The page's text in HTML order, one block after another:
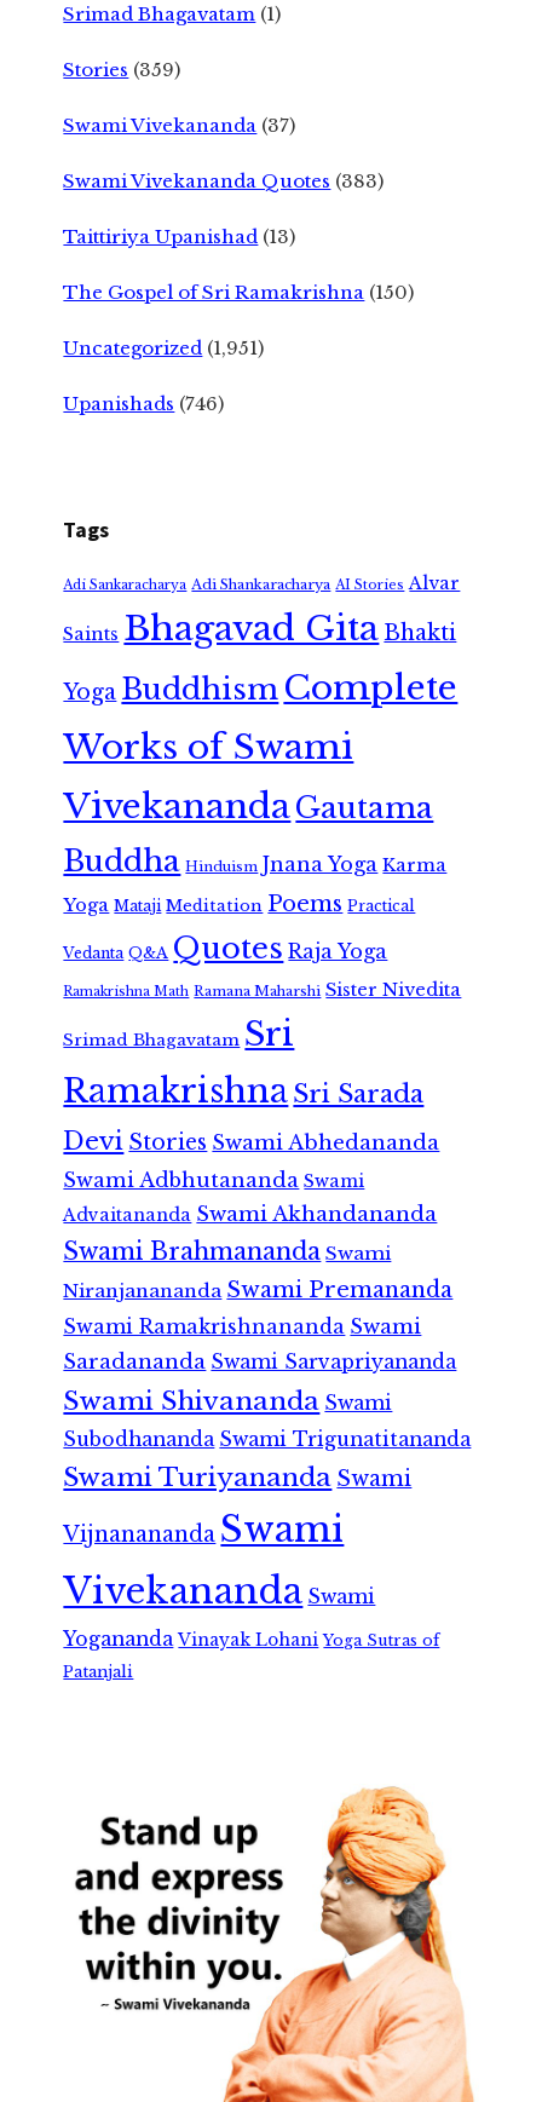
Srimad Bhagavatam (1)
Stories (359)
Swami Vivekananda (37)
Swami Vivekananda Quotes (383)
Taittiriya Upanishad (13)
The Gospel of Sri Ramakrishna (150)
Uncategorized (1,951)
Upanishads (746)
Tags
Adi Sankaracharya Adi Shankaracharya AI Stories Alvar
Saints Bhagavad GitaBhakti
Yoga Buddhism Complete
Works of Swami
VivekanandaGautama
Buddha Hinduism Jnana Yoga Karma
Yoga Mataji Meditation Poems Practical
Vedanta Q&A Quotes Raja Yoga
Ramakrishna Math Ramana Maharshi Sister Nivedita
Srimad Bhagavatam Sri
RamakrishnaSri Sarada
Devi Stories Swami Abhedananda
Swami Adbhutananda Swami
Advaitananda Swami Akhandananda
Swami Brahmananda Swami
Niranjanananda Swami Premananda
Swami Ramakrishnananda Swami
Saradananda Swami Sarvapriyananda
Swami Shivananda Swami
Subodhananda Swami Trigunatitananda
Swami Turiyananda Swami
Vijnanananda Swami
Vivekananda Swami
Yogananda Vinayak Lohani Yoga Sutras of
Patanjali